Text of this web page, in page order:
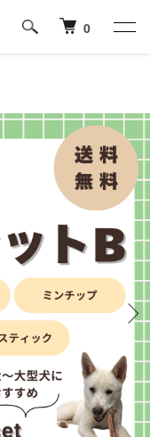
0